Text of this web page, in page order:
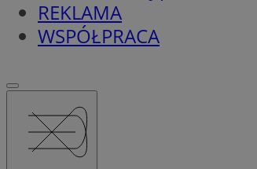
REKLAMA
WSPÓŁPRACA